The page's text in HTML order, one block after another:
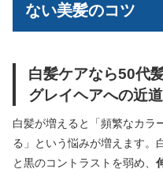
ない美髪のコツ
白髪ケアなら50代
グレイヘアへの近道
白髪が増えると「頻繁なカラ
る」という悩みが増えます。
と黒のコントラストを弱め、